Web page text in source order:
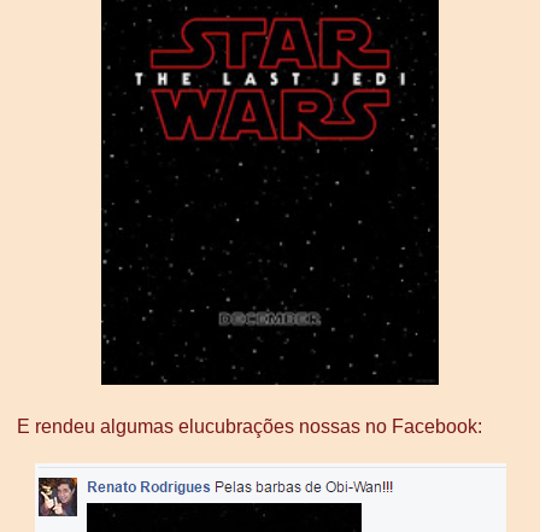
E rendeu algumas elucubrações nossas no Facebook: